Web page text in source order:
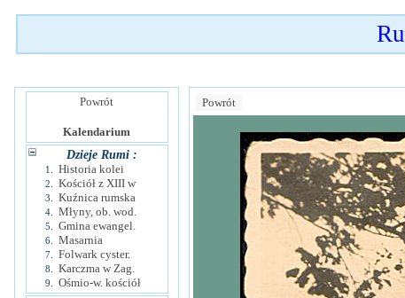
Powrót
Kalendarium
Dzieje Rumi :
1. Historia kolei
2. Kościół z XIII w
3. Kuźnica rumska
4. Młyny, ob. wod.
5. Gmina ewangel.
6. Masarnia
7. Folwark cyster.
8. Karczma w Zag.
9.
Ośmio-w. kościół
Powrót